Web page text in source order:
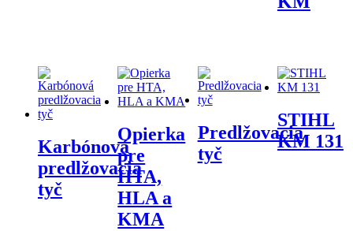
Karbónová
predlžovacia
tyč
Opierka
pre
HTA,
HLA a
KMA
Predlžovacia
tyč
STIHL
KM 131